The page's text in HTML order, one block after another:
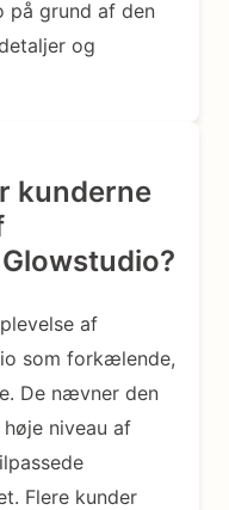
på grund af den
og
kunderne
af
som forkælende,
De nævner den
niveau af
Flere kunder